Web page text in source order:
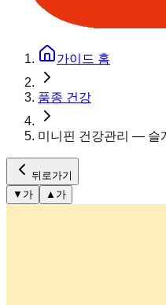
가이드 홈
품종 건강
미니핀 건강관리 — 슬
뒤로가기
▼ 가 ▲ 가